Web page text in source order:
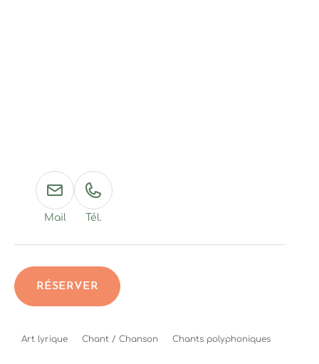
Art lyrique Chant / Chanson Chants polyphoniques
Mail Tél.
RÉSERVER